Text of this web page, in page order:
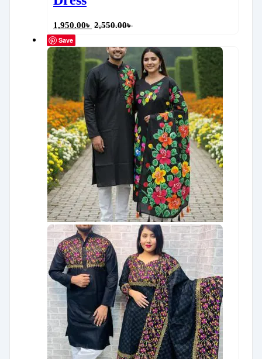
1,950.00৳ 2,550.00৳
Save